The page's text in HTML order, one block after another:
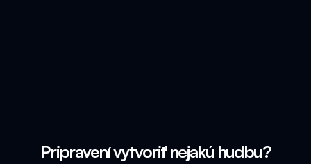
Pripravení vytvoriť nejakú hudbu?